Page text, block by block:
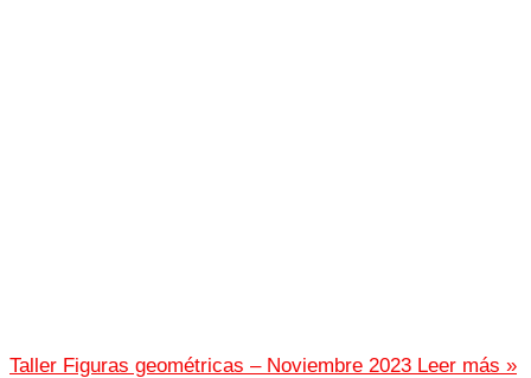
Taller Figuras geométricas – Noviembre 2023 Leer más »